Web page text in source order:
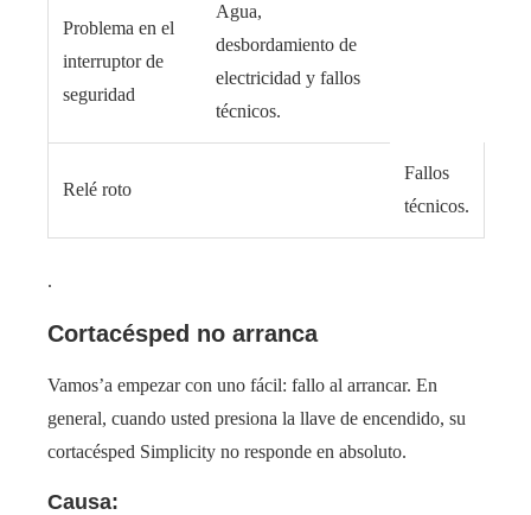
Problema en el
interruptor de
seguridad
Agua,
desbordamiento de
electricidad y fallos
técnicos.
Relé roto
Fallos
técnicos.
.
Cortacésped no arranca
Vamos’a empezar con uno fácil: fallo al arrancar. En
general, cuando usted presiona la llave de encendido, su
cortacésped Simplicity no responde en absoluto.
Causa: